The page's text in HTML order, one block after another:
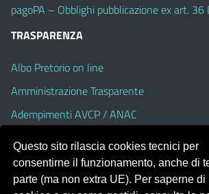
pagoPA – Obblighi pubblicazione ex art. 36
TRASPARENZA
Albo Pretorio on line
Amministrazione Trasparente
Adempimenti AVCP / ANAC
Dichiarazione di accessibilità
Questo sito rilascia cookies tecnici per
consentirne il funzionamento, anche di
parte (ma non extra UE). Per saperne di